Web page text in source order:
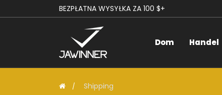
BEZPŁATNA WYSYŁKA ZA 100 $+
Dom Handel
Shipping